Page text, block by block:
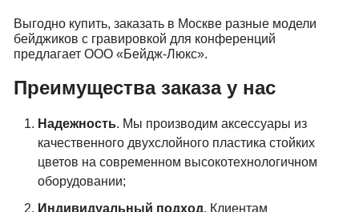
Выгодно купить, заказать в Москве разные модели
бейджиков с гравировкой для конференций
предлагает ООО «Бейдж-Люкс».
Преимущества заказа у нас
Надежность. Мы производим аксессуары из
качественного двухслойного пластика стойких
цветов на современном высокотехнологичном
оборудовании;
Индивидуальный подход. Клиентам